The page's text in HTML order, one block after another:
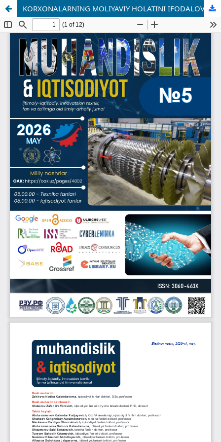
KORXONALARNING MOLIYAVIY HOLATINI IFODALOVCHI KO‘RSATKICHLAR VA ULARNING MOLIYAVIY TAHLILI AHAMIYATI